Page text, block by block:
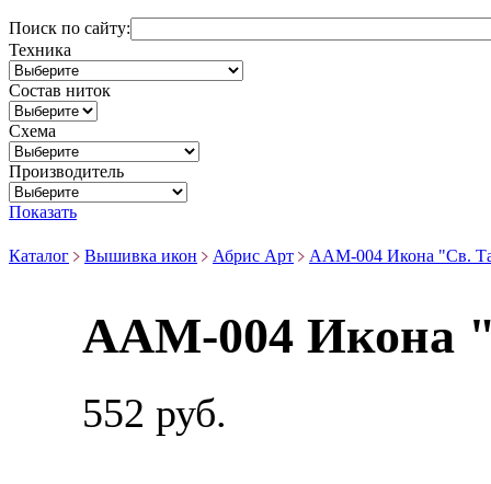
Поиск по сайту:
Техника
Состав ниток
Схема
Производитель
Показать
Каталог Вышивка икон Абрис Арт ААМ-004 Икона "Св.
ААМ-004 Икона
552 руб.